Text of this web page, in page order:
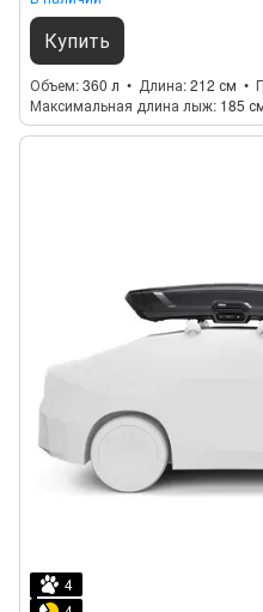
Купить
Объем 360 л Длина 212 см
Максимальная длина лыж 185
4